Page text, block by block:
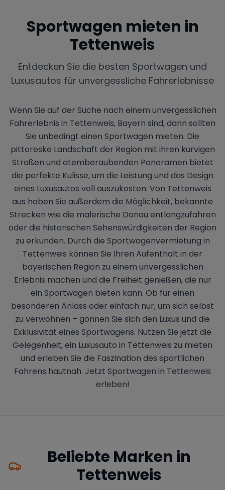
Sportwagen mieten in
Tettenweis
Entdecken Sie die besten Sportwagen und
Luxusautos für unvergessliche Fahrerlebnisse
Wenn Sie auf der Suche nach einem unvergesslichen
Fahrerlebnis in Tettenweis, Bayern sind, dann sollten
Sie unbedingt einen Sportwagen mieten. Die
pittoreske Landschaft der Region mit ihren kurvigen
Straßen und atemberaubenden Panoramen bietet
die perfekte Kulisse, um die Leistung und das Design
eines Luxusautos voll auszukosten. Von Tettenweis
aus haben Sie außerdem die Möglichkeit, bekannte
Strecken wie die malerische Donau entlangzufahren
oder die historischen Sehenswürdigkeiten der Region
zu erkunden. Durch die Sportwagenvermietung in
Tettenweis können Sie Ihren Aufenthalt in der
bayerischen Region zu einem unvergesslichen
Erlebnis machen und die Freiheit genießen, die nur
ein Sportwagen bieten kann. Ob für einen
besonderen Anlass oder einfach nur, um sich selbst
zu verwöhnen – gönnen Sie sich den Luxus und die
Exklusivität eines Sportwagens. Nutzen Sie jetzt die
Gelegenheit, ein Luxusauto in Tettenweis zu mieten
und erleben Sie die Faszination des sportlichen
Fahrens hautnah. Jetzt Sportwagen in Tettenweis
erleben!
Beliebte Marken in
Tettenweis